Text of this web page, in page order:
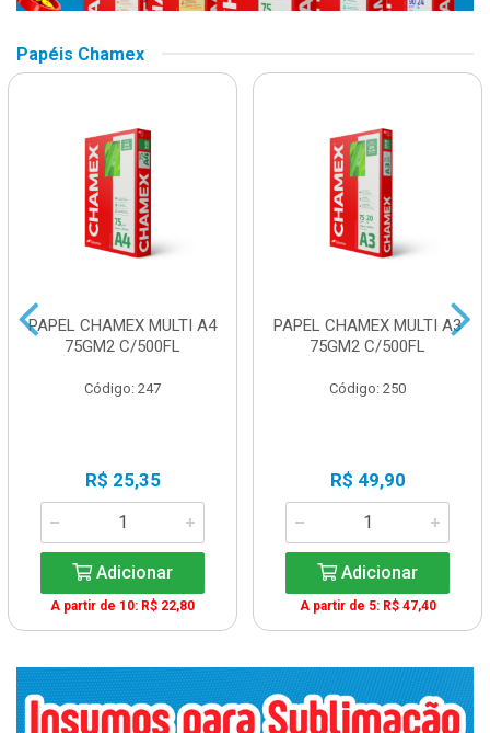
Papéis Chamex
PAPEL CHAMEX MULTI A4
75GM2 C/500FL
Código: 247
R$ 25,35
Adicionar
A partir de 10: R$ 22,80
PAPEL CHAMEX MULTI A3
75GM2 C/500FL
Código: 250
R$ 49,90
Adicionar
A partir de 5: R$ 47,40